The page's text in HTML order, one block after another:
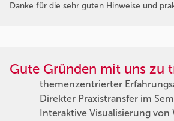
Danke für die sehr guten Hinweise und
Gute Gründen mit uns zu
themenzentrierter
Direkter Praxistransfer im
Interaktive Visualisierung von